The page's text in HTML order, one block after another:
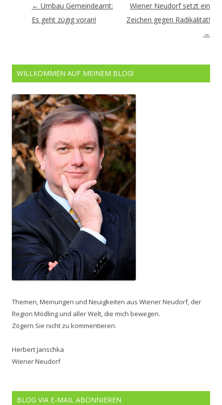
Artikel-
Navigation
← Umbau Gemeindeamt:
Es geht zügig voran!
Wiener Neudorf setzt ein
Zeichen gegen Radikalität!
→
WILLKOMMEN AUF MEINEM BLOG!
Themen, Meinungen und Neuigkeiten aus Wiener Neudorf, der
Region Mödling und aller Welt, die mich bewegen.
Zögern Sie nicht zu kommentieren.
Herbert Janschka
Wiener Neudorf
BLOG VIA E-MAIL ABONNIEREN